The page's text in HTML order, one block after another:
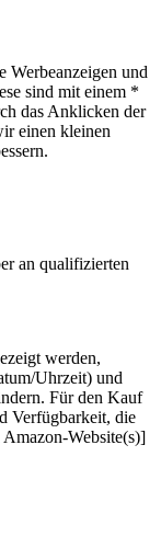
Werbeanzeigen und
sind mit einem *
das Anklicken der
einen kleinen
an qualifizierten
werden,
Uhrzeit) und
Für den Kauf
Verfügbarkeit, die
Website(s)]